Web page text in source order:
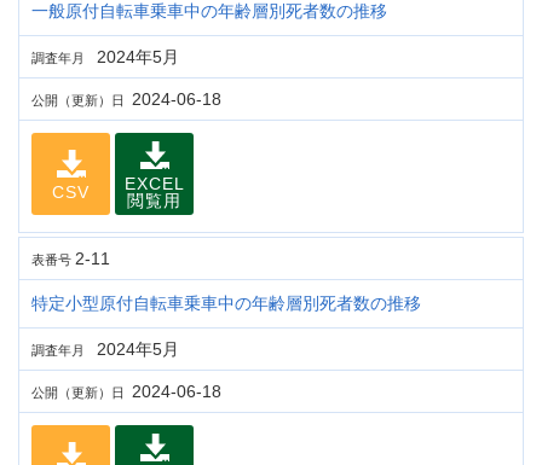
一般原付自転車乗車中の年齢層別死者数の推移
調査年月 2024年5月
公開（更新）日 2024-06-18
CSV
EXCEL
閲覧用
表番号 2-11
特定小型原付自転車乗車中の年齢層別死者数の推移
調査年月 2024年5月
公開（更新）日 2024-06-18